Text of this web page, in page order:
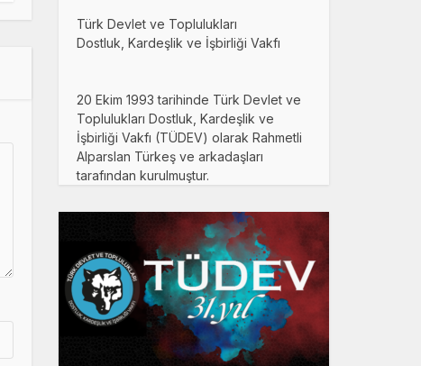
Türk Devlet ve Toplulukları
Dostluk, Kardeşlik ve İşbirliği Vakfı
20 Ekim 1993 tarihinde Türk Devlet ve
Toplulukları Dostluk, Kardeşlik ve
İşbirliği Vakfı (TÜDEV) olarak Rahmetli
Alparslan Türkeş ve arkadaşları
tarafından kurulmuştur.